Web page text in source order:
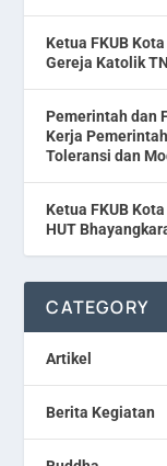
Ketua FKUB
Gereja Katolik
Pemerintah dan
Kerja
Toleransi dan
Ketua FKUB
HUT
CATEGORY
Artikel
Berita Kegiatan